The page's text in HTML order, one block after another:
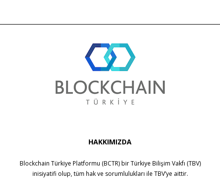
HAKKIMIZDA
Blockchain Türkiye Platformu (BCTR) birTürkiye Bilişim Vakfı (TBV)
inisiyatifi olup, tüm hak ve sorumlulukları ile TBV’ye aittir.